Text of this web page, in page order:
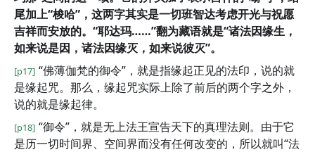
尾加上“梭哈”，这两字其实是一切班智达考虑开光与祝愿
吉祥而安放的。“耶达玛……”翻为藏语就是“诸法因缘生，
如来说是因，诸法因缘灭，如来说彼灭”。
[p17] “佛薄伽梵的御令”，就是指缘起正见的法印，说的就
是缘起咒。那么，缘起咒实际上除了前后的两个字之外，
说的就是缘起律。
[p18] “御令”，就是无上法王宣告天下的真理法则。由于它
是历一切时间界、空间界而没有任何改变的，所以就叫“法